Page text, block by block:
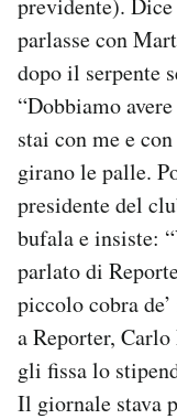
parlasse con
dopo il serpente
“Dobbiamo
stai con me e
girano le palle.
presidente del
bufala e insiste:
parlato di
piccolo cobra
a Reporter,
gli fissa lo
Il giornale stava